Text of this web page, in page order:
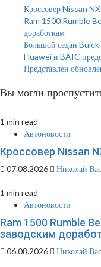
Кроссовер Nissan
Ram 1500 Rumble
доработкам
Большой седан
Huawei и BAIC
Представлен
Вы могли
1 min read
Автоновости
Кроссовер Nissan
07.08.2026 Николай
1 min read
Автоновости
Ram 1500 Rumble
заводским
06.08.2026 Николай